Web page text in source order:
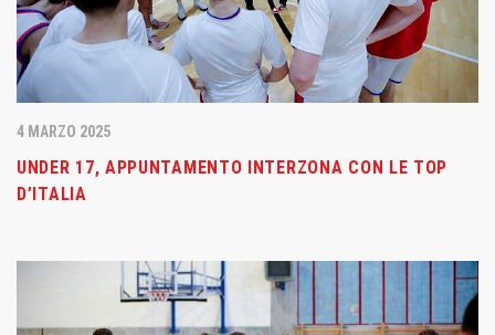
4 MARZO 2025
UNDER 17, APPUNTAMENTO INTERZONA CON LE TOP
D’ITALIA